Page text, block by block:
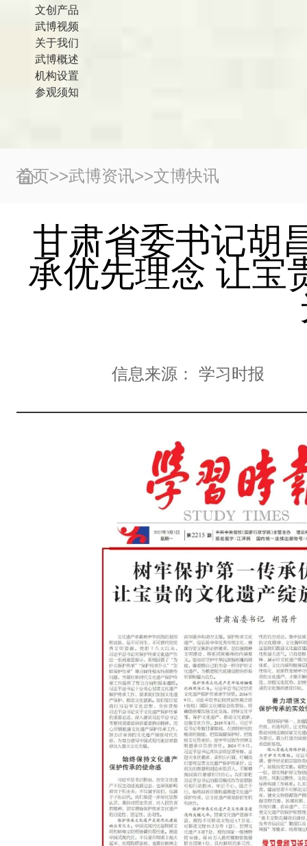
文创产品
武博视频
关于我们
武博概述
机构设置
参观须知
首页>>武博资讯>>文博快讯
甘肃省委书记胡
承优先理念 让宝
信息来源：学习时报